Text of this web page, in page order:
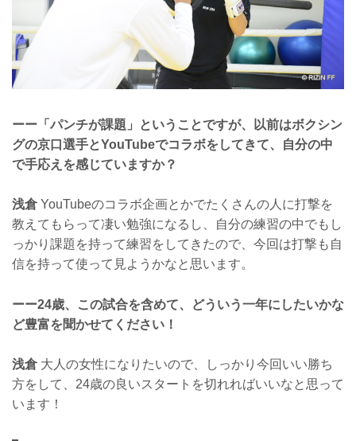
ーー「パンチが課題」ということですが、以前はボクシン
グの京口選手とYouTubeでコラボをしてきて、自分の中
で手応えを感じていますか？
浅倉YouTubeのコラボ企画とかでたくさんの人に打撃を
教えてもらって凄い勉強になるし、自分の練習の中でもし
っかり課題を持って練習をしてきたので、今回は打撃も自
信を持って使って見ようかなと思います。
ーー24歳、この試合を含めて、どういう一年にしたいかな
ど豊富を聞かせてください！
浅倉大人の女性になりたいので、しっかり今回いい勝ち
方をして、24歳の良いスタートを切れればいいなと思って
います！